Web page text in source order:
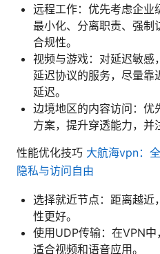
远程工作：优先考虑企业
最小化、分离职责、强制
合规性。
视频与游戏：对延迟敏
延迟协议的服务，尽量靠
延迟。
边境地区的内容访问：
方案，提升穿透能力，并
性能优化技巧 大航海vpn：
隐私与访问自由
选择就近节点：距离越近
性更好。
使用UDP传输：在VPN中
适合视频和语音应用。